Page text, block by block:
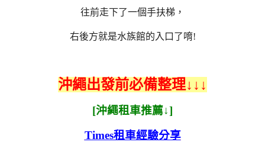
往前走下了一個手扶梯，
右後方就是水族館的入口了唷!
沖繩出發前必備整理↓↓↓
[沖繩租車推薦↓]
Times租車經驗分享